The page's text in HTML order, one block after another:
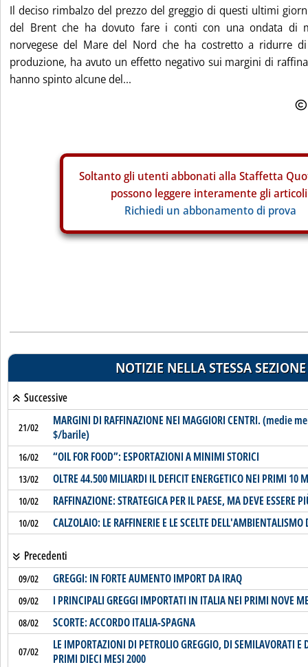
Il deciso rimbalzo del prezzo del greggio di questi ultimi
del Brent che ha dovuto fare i conti con una ondata di
norvegese del Mare del Nord che ha costretto a ridurre
produzione, ha avuto un effetto negativo sui margini di
hanno spinto alcune del...
Soltanto gli utenti abbonati alla Staffetta
possono leggere interamente gli
Richiedi un abbonamento di prova
NOTIZIE NELLA STESSA SEZIONE
Successive
21/02
MARGINI DI RAFFINAZIONE NEI MAGGIORI CENTRI. (medie
$/barile)
16/02 “OIL FOR FOOD”: ESPORTAZIONI A MINIMI STORICI
13/02 OLTRE 44.500 MILIARDI IL DEFICIT ENERGETICO NEI PRIMI 10
10/02 RAFFINAZIONE: STRATEGICA PER IL PAESE, MA DEVE ESSERE
10/02 CALZOLAIO: LE RAFFINERIE E LE SCELTE DELL'AMBIENTALISMO
Precedenti
09/02 GREGGI: IN FORTE AUMENTO IMPORT DA IRAQ
09/02 I PRINCIPALI GREGGI IMPORTATI IN ITALIA NEI PRIMI NOVE
08/02 SCORTE: ACCORDO ITALIA-SPAGNA
07/02
LE IMPORTAZIONI DI PETROLIO GREGGIO, DI SEMILAVORATI
PRIMI DIECI MESI 2000